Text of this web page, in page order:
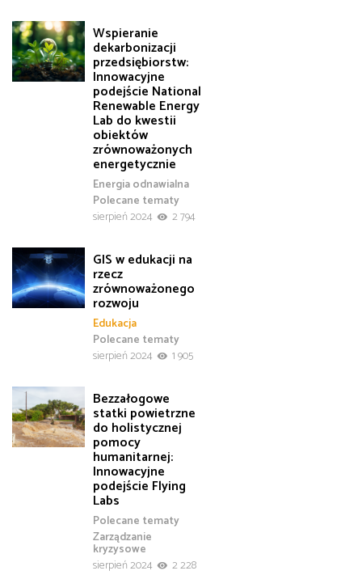
Wspieranie
dekarbonizacji
przedsiębiorstw:
Innowacyjne
podejście National
Renewable Energy
Lab do kwestii
obiektów
zrównoważonych
energetycznie
Energia odnawialna
Polecane tematy
sierpień 2024
2 794
GIS w edukacji na
rzecz
zrównoważonego
rozwoju
Edukacja
Polecane tematy
sierpień 2024
1 905
Bezzałogowe
statki powietrzne
do holistycznej
pomocy
humanitarnej:
Innowacyjne
podejście Flying
Labs
Polecane tematy
Zarządzanie
kryzysowe
sierpień 2024
2 228